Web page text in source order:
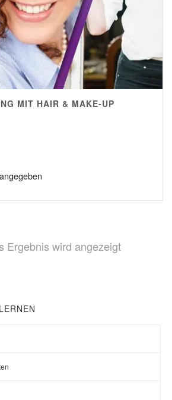
MIT HAIR & MAKE-UP
Ergebnis wird angezeigt